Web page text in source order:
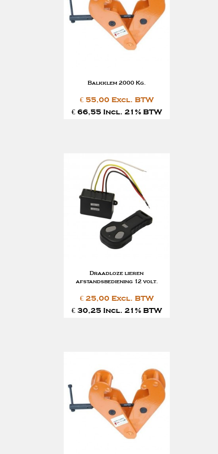
Balkklem 2000 Kg.
€ 55,00 Excl. BTW
€ 66,55 Incl. 21% BTW
Draadloze lieren
afstandsbediening 12 volt.
€ 25,00 Excl. BTW
€ 30,25 Incl. 21% BTW